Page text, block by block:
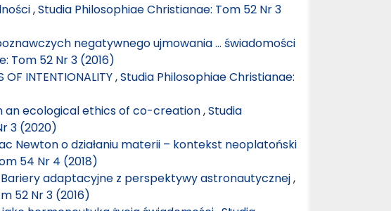
,Studia Philosophiae Christianae: Tom 52 Nr 3
negatywnego ujmowania … świadomości
Tom 52 Nr 3 (2016)
OF INTENTIONALITY,Studia Philosophiae Christianae:
an ecological ethics of co-creation,Studia
3 (2020)
Newton o działaniu materii – kontekst neoplatoński
54 Nr 4 (2018)
Bariery adaptacyjne z perspektywy astronautycznej,
52 Nr 3 (2016)